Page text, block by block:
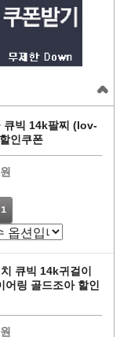
큐빅 14k팔찌 (lov-
인쿠폰
큐빅 14k귀걸이
링 골드조아 할인